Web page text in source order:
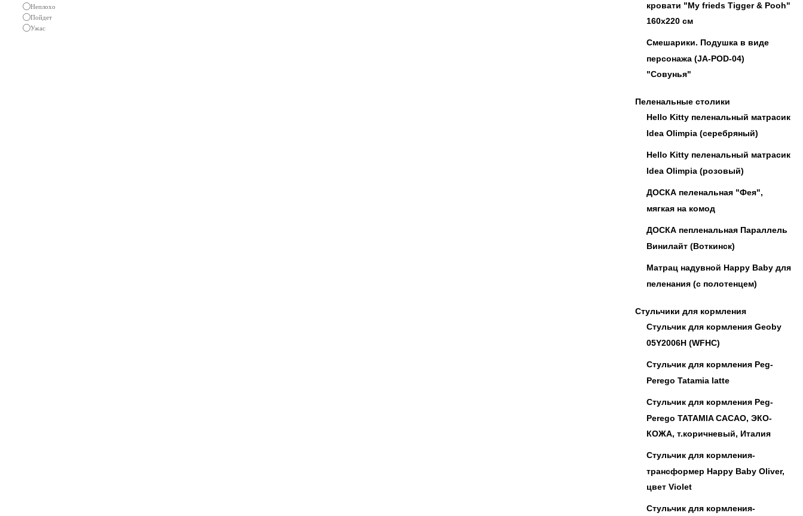
кровати "My frieds Tigger & Pooh"
160х220 см
Смешарики. Подушка в виде
персонажа (JA-POD-04)
"Совунья"
Пеленальные столики
Hello Kitty пеленальный матрасик
Idea Olimpia (серебряный)
Hello Kitty пеленальный матрасик
Idea Olimpia (розовый)
ДОСКА пеленальная "Фея",
мягкая на комод
ДОСКА пепленальная Параллель
Винилайт (Воткинск)
Матрац надувной Happy Baby для
пеленания (с полотенцем)
Стульчики для кормления
Стульчик для кормления Geoby
05Y2006H (WFHC)
Стульчик для кормления Peg-
Perego Tatamia latte
Стульчик для кормления Peg-
Perego TATAMIA CACAO, ЭКО-
КОЖА, т.коричневый, Италия
Cтульчик для кормления-
трансформер Happy Baby Oliver,
цвет Violet
Cтульчик для кормления-
Неплохо
Пойдет
Ужас